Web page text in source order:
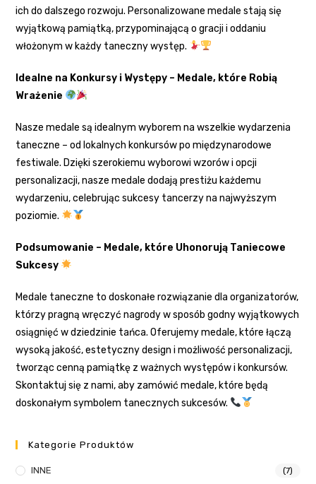
ich do dalszego rozwoju. Personalizowane medale stają się
wyjątkową pamiątką, przypominającą o gracji i oddaniu
włożonym w każdy taneczny występ.
Idealne na Konkursy i Występy – Medale, które Robią
Wrażenie
Nasze medale są idealnym wyborem na wszelkie wydarzenia
taneczne – od lokalnych konkursów po międzynarodowe
festiwale. Dzięki szerokiemu wyborowi wzorów i opcji
personalizacji, nasze medale dodają prestiżu każdemu
wydarzeniu, celebrując sukcesy tancerzy na najwyższym
poziomie.
Podsumowanie – Medale, które Uhonorują Taniecowe
Sukcesy
Medale taneczne to doskonałe rozwiązanie dla organizatorów,
którzy pragną wręczyć nagrody w sposób godny wyjątkowych
osiągnięć w dziedzinie tańca. Oferujemy medale, które łączą
wysoką jakość, estetyczny design i możliwość personalizacji,
tworząc cenną pamiątkę z ważnych występów i konkursów.
Skontaktuj się z nami, aby zamówić medale, które będą
doskonałym symbolem tanecznych sukcesów.
Kategorie Produktów
INNE (7)